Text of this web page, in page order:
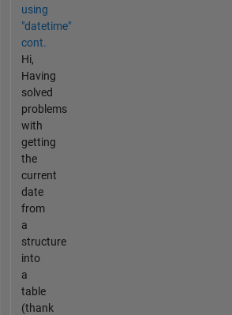
using
"datetime"
cont.
Hi,
Having
solved
problems
with
getting
the
current
date
from
a
structure
into
a
table
(thank